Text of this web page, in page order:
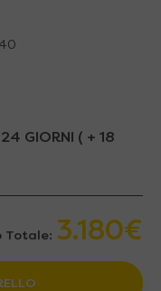
GIORNI ( + 18
Totale: 3.180€